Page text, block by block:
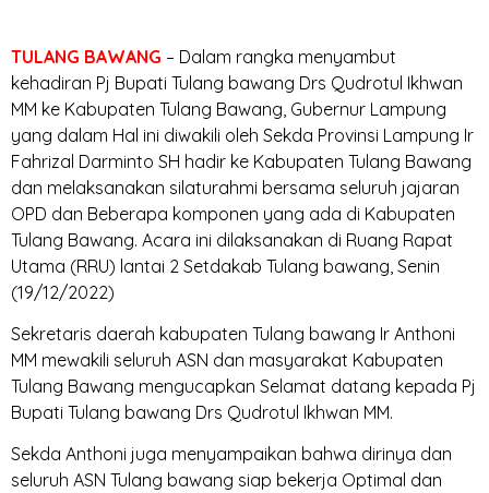
TULANG BAWANG – Dalam rangka menyambut
kehadiran Pj Bupati Tulang bawang Drs Qudrotul Ikhwan
MM ke Kabupaten Tulang Bawang, Gubernur Lampung
yang dalam Hal ini diwakili oleh Sekda Provinsi Lampung Ir
Fahrizal Darminto SH hadir ke Kabupaten Tulang Bawang
dan melaksanakan silaturahmi bersama seluruh jajaran
OPD dan Beberapa komponen yang ada di Kabupaten
Tulang Bawang. Acara ini dilaksanakan di Ruang Rapat
Utama (RRU) lantai 2 Setdakab Tulang bawang, Senin
(19/12/2022)
Sekretaris daerah kabupaten Tulang bawang Ir Anthoni
MM mewakili seluruh ASN dan masyarakat Kabupaten
Tulang Bawang mengucapkan Selamat datang kepada Pj
Bupati Tulang bawang Drs Qudrotul Ikhwan MM.
Sekda Anthoni juga menyampaikan bahwa dirinya dan
seluruh ASN Tulang bawang siap bekerja Optimal dan